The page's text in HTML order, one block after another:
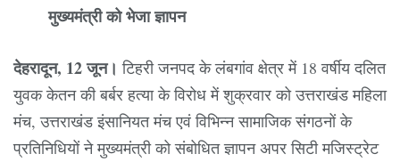
मुख्यमंत्री को भेजा ज्ञापन
देहरादून, 12 जून। टिहरी जनपद के लंबगांव क्षेत्र में 18 वर्षीय दलित
युवक केतन की बर्बर हत्या के विरोध में शुक्रवार को उत्तराखंड महिला
मंच, उत्तराखंड इंसानियत मंच एवं विभिन्न सामाजिक संगठनों के
प्रतिनिधियों ने मुख्यमंत्री को संबोधित ज्ञापन अपर सिटी मजिस्ट्रेट